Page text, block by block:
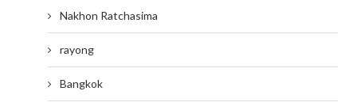
Nakhon Ratchasima
rayong
Bangkok